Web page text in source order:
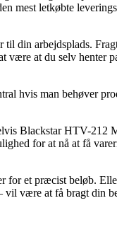
mest letkøbte
din arbejdsplads.
være at du selv henter
hvis man behøver
Blackstar HTV-
for at nå at få
for et præcist beløb.
være at få bragt din